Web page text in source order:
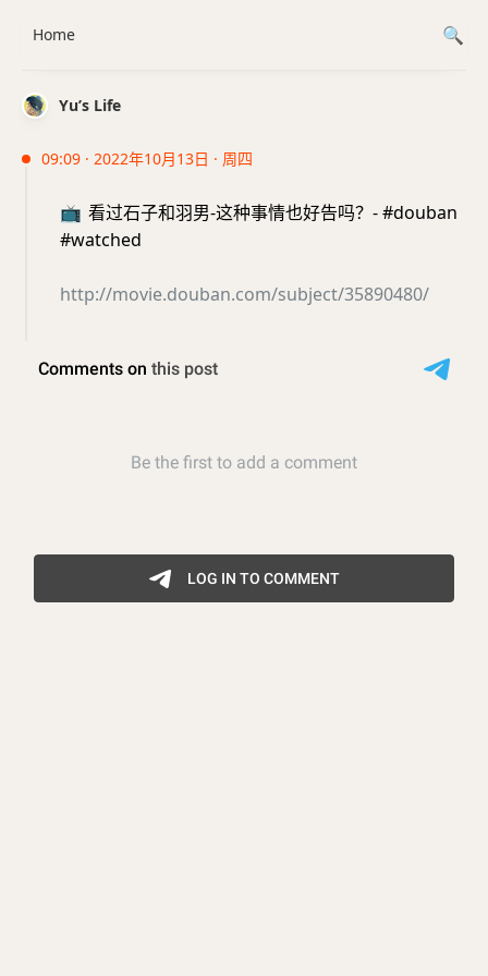
Yu’s Life
09:09 · 2022年10月13日 · 周四
📺 看过石子和羽男-这种事情也好告吗？- #douban
#watched
http://movie.douban.com/subject/35890480/
Home